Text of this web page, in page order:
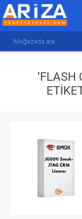
GIRIŞ YAP
İSTEK LISTESI (0)
'FLASH